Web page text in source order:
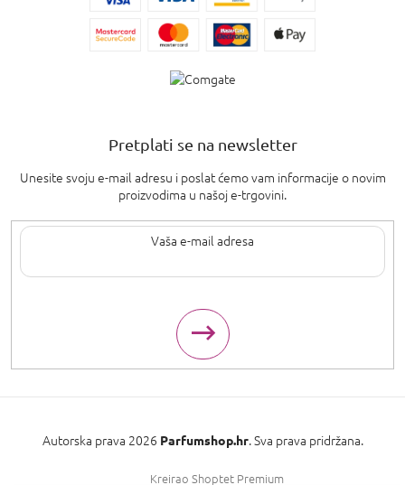
Pretplati se na newsletter
Unesite svoju e-mail adresu i poslat ćemo vam informacije o novim
proizvodima u našoj e-trgovini.
Kreirao Shoptet Premium
Autorska prava 2026 Parfumshop.hr. Sva prava pridržana.